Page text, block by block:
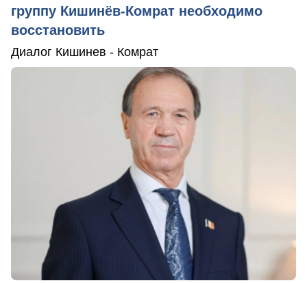
группу Кишинёв-Комрат необходимо
восстановить
Диалог Кишинев - Комрат